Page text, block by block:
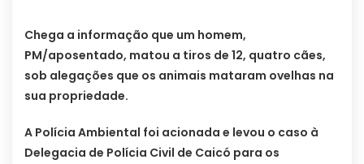
Chega a informação que um homem,
PM/aposentado, matou a tiros de 12, quatro cães,
sob alegações que os animais mataram ovelhas na
sua propriedade.
A Polícia Ambiental foi acionada e levou o caso à
Delegacia de Polícia Civil de Caicó para os